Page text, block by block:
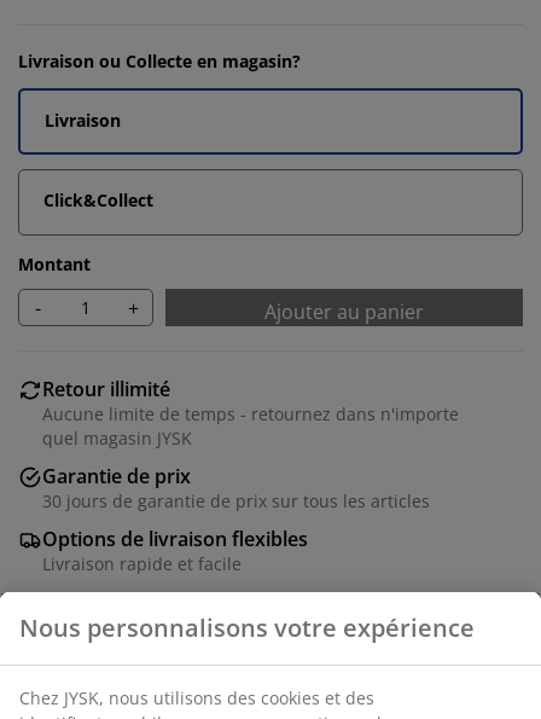
Livraison ou Collecte en magasin?
Livraison
Click&Collect
Montant
- + Ajouter au panier
Retour illimité
Aucune limite de temps - retournez dans n'importe
quel magasin JYSK
Garantie de prix
30 jours de garantie de prix sur tous les articles
Options de livraison flexibles
Livraison rapide et facile
Tissu velours. l109 x H80 x P109 cm
Nous personnalisons votre expérience